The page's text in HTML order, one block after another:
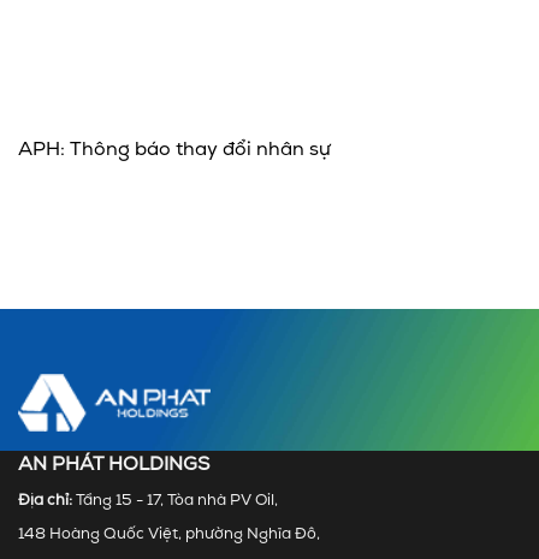
APH: Thông báo thay đổi nhân sự
AN PHÁT HOLDINGS
Địa chỉ: Tầng 15 - 17, Tòa nhà PV Oil,
148 Hoàng Quốc Việt, phường Nghĩa Đô,